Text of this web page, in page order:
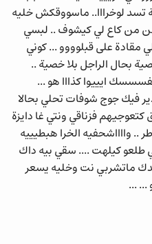
تسد لوخرااا.. ماسووقكش خليه
حسن من كاع لي كيشوف .. لبسي
مقادة على قبلوووو ... كوني
بحال الراجل بلا خصية ..
ايييوا كذااا هو ...
فيك جوج شوفات تحلي بحالا
فزناقي ونتي غا دايزة
.. وااااشحفيه الخرا هبطيييه
طلعو كيلهت .... سقي بيه داك
ماتشربي نت وخليه يسعر
... ...